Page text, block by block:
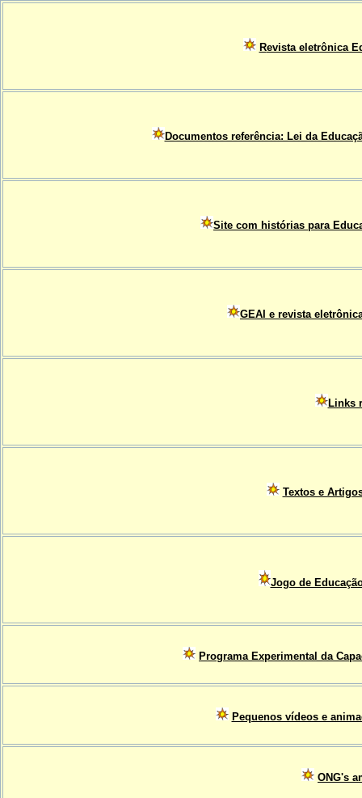
Revista eletrônica
Documentos referência: Lei da
Site com histórias para
GEAI e revista
Links
Textos e
Jogo de
Programa Experimental da
Pequenos vídeos e
ONG's